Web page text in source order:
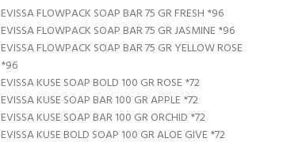
EVISSA FLOWPACK SOAP BAR 75 GR FRESH *96
EVISSA FLOWPACK SOAP BAR 75 GR JASMINE *96
EVISSA FLOWPACK SOAP BAR 75 GR YELLOW ROSE
*96
EVISSA KUSE SOAP BOLD 100 GR ROSE *72
EVISSA KUSE SOAP BAR 100 GR APPLE *72
EVISSA KUSE SOAP BAR 100 GR ORCHID *72
EVISSA KUSE BOLD SOAP 100 GR ALOE GIVE *72